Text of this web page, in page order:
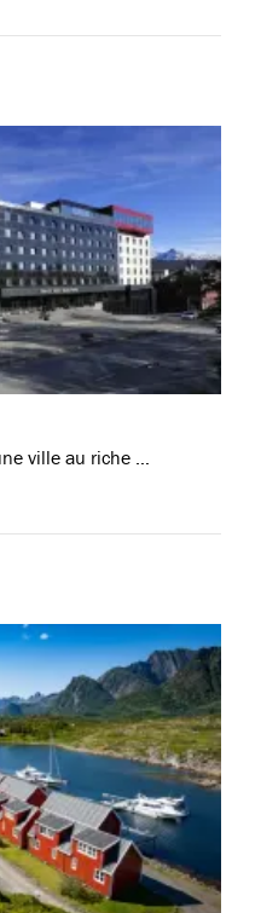
ville au riche …